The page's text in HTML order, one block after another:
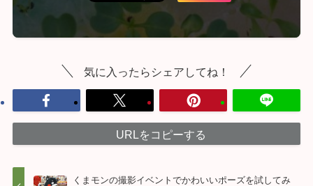
気に入ったらシェアしてね！
URLをコピーする
くまモンの撮影イベントでかわいいポーズを試してみ